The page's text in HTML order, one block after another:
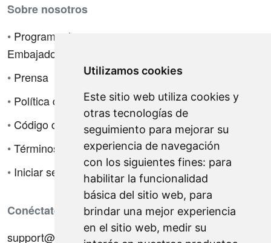
Utilizamos cookies
Este sitio web utiliza cookies y
otras tecnologías de
seguimiento para mejorar su
experiencia de navegación
con los siguientes fines: para
habilitar la funcionalidad
básica del sitio web, para
brindar una mejor experiencia
en el sitio web, medir su
Sobre nosotros
• Programa de
Embajadores
• Prensa
• Política de privacidad
• Código de ética
•Términos de venta
• Iniciar sesión
Conéctate con nosotros
support@hiringnotes.com